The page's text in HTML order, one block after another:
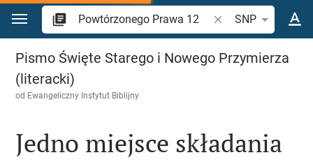
Przejdź do treści
Szukaj wersetu lub
SNP
Powtórzonego Prawa 12
Pismo Święte Starego i Nowego Przymierza
(literacki)
od Ewangeliczny Instytut Biblijny
Jedno miejsce składania